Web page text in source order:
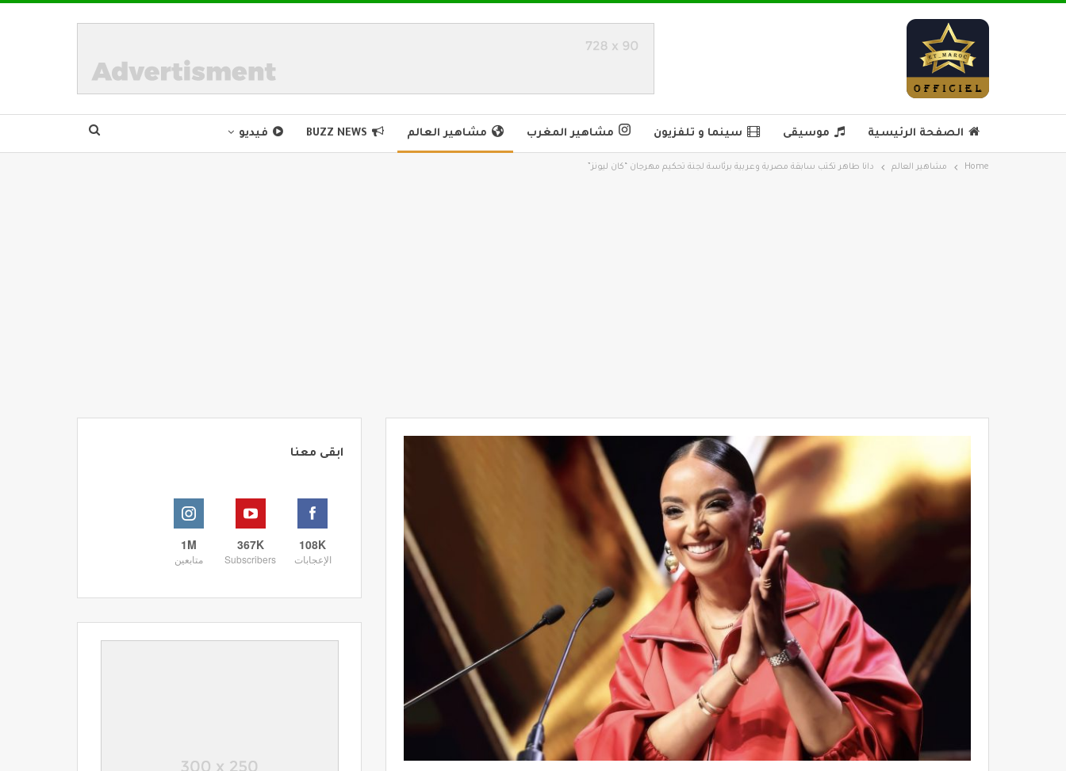
الصفحة الرئيسية موسيقى سينما و تلفزيون مشاهير المغرب مشاهير العالم BUZZ NEWS فيديو
Home مشاهير العالم دانا طاهر تكتب سابقة مصرية وعربية برئاسة لجنة تحكيم مهرجان “كان ليونز”
ابقى معنا
108K
الإعجابات
367K
Subscribers
1M
متابعين